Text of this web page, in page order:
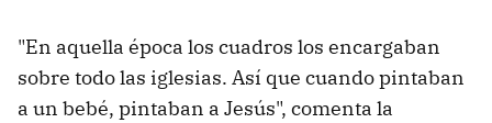
"En aquella época los cuadros los encargaban
sobre todo las iglesias. Así que cuando pintaban
a un bebé, pintaban a Jesús", comenta la